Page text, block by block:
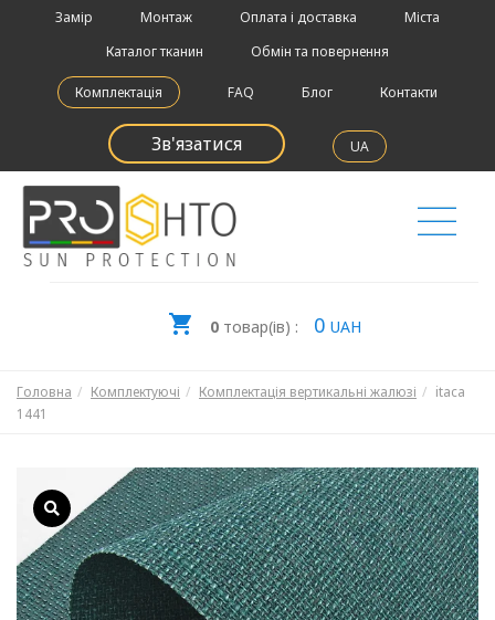
Замір Монтаж Оплата і доставка
Міста
Каталог тканин
Обмін та повернення
Комплектація FAQ Блог Контакти
Зв'язатися UA
0товар(ів) : 0 UAH
Головна Комплектуючі Комплектація вертикальні жалюзі
itaca
1441